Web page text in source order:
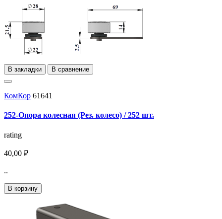
В закладки В сравнение
КомКор 61641
252-Опора колесная (Рез. колесо) / 252 шт.
rating
40,00 ₽
..
В корзину